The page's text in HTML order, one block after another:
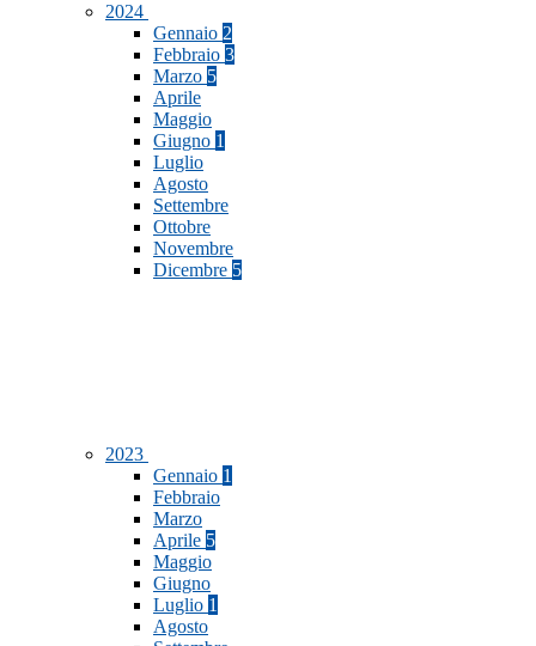
2024
Gennaio 2
Febbraio 3
Marzo 5
Aprile
Maggio
Giugno 1
Luglio
Agosto
Settembre
Ottobre
Novembre
Dicembre 5
2023
Gennaio 1
Febbraio
Marzo
Aprile 5
Maggio
Giugno
Luglio 1
Agosto